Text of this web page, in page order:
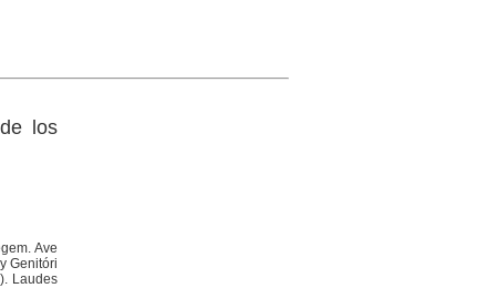
los
Ave
Genitóri
Laudes